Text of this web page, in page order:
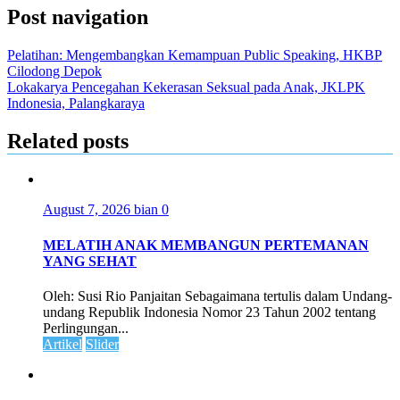
Post navigation
Pelatihan: Mengembangkan Kemampuan Public Speaking, HKBP
Cilodong Depok
Lokakarya Pencegahan Kekerasan Seksual pada Anak, JKLPK
Indonesia, Palangkaraya
Related posts
August 7, 2026 bian 0
MELATIH ANAK MEMBANGUN PERTEMANAN
YANG SEHAT
Oleh: Susi Rio Panjaitan Sebagaimana tertulis dalam Undang-
undang Republik Indonesia Nomor 23 Tahun 2002 tentang
Perlingungan...
Artikel Slider